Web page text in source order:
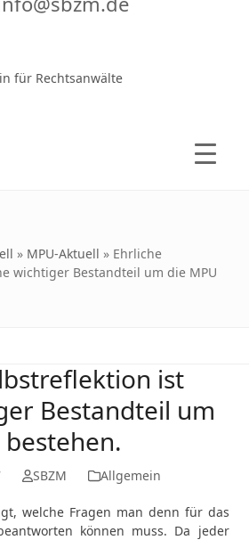
für Rechtsanwälte
» MPU-Aktuell » Ehrliche
wichtiger Bestandteil um die MPU
ist
Bestandteil um
bestehen.
SBZM Allgemein
welche Fragen man denn für das
können muss. Da jeder